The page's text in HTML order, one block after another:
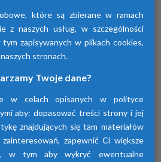
które są zbierane w ramach
z naszych usług, w szczególności
zapisywanych w plikach cookies,
stronach.
Twoje dane?
w celach opisanych w polityce
aby: dopasować treści strony i jej
znajdujących się tam materiałów
zapewnić Ci większe
w tym aby wykryć ewentualne